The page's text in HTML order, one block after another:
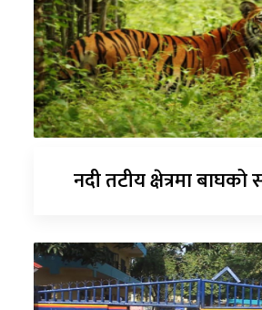
नदी तटीय क्षेत्रमा